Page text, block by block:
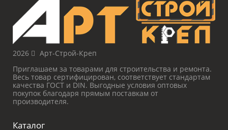
2026
Арт-Строй-Креп
Приглашаем за товарами для строительства и ремонта.
Весь товар сертифицирован, соответствует стандартам
качества ГОСТ и DIN. Выгодные условия оптовых
покупок благодаря прямым поставкам от
производителя.
Каталог